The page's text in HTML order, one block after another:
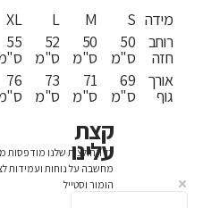
XL
55
76
L
52
ס"מ
73
ס"מ
M
50
ס"מ
71
ס"מ
S
50
ס"מ
69
ס"מ
מידה
רוחב
חזה
אורך
גוף
כל החולצות שלנו מודפסות
מחשבה על נוחות ועמידות
הומור וסטייל
קצת
עלינו